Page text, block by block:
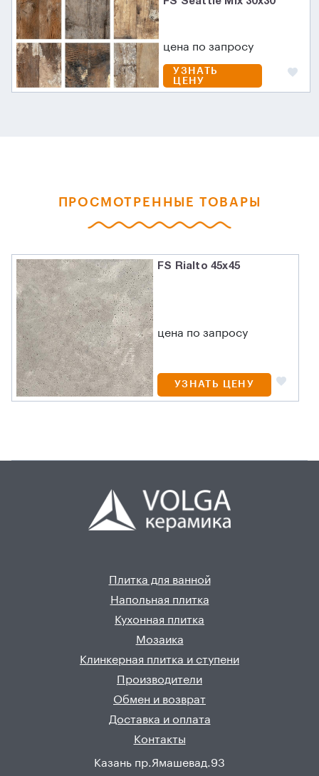
цена по запросу
УЗНАТЬ
ЦЕНУ
ПРОСМОТРЕННЫЕ ТОВАРЫ
FS Rialto 45x45
цена по запросу
УЗНАТЬ ЦЕНУ
Плитка для ванной
Напольная плитка
Кухонная плитка
Мозаика
Клинкерная плитка и ступени
Производители
Обмен и возврат
Доставка и оплата
Контакты
Казань пр.Ямашевад.93